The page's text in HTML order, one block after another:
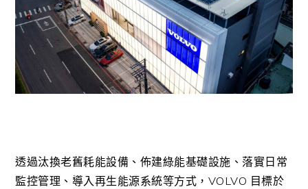
透過汰換老舊耗能設備、佈建綠能基礎設施、落實日常
監控管理、導入再生能源系統等方式，VOLVO 目標於